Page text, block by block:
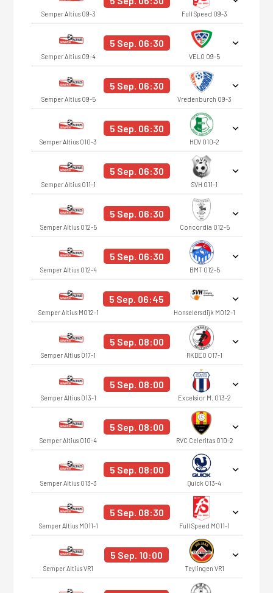
Semper Altius O9-3 Full Speed O9-3
Semper Altius O9-4
5 Sep. 06:30
VELO O9-5
Semper Altius O9-5
5 Sep. 06:30
Vredenburch O9-3
Semper Altius O10-3
5 Sep. 06:30
HDV O10-2
Semper Altius O11-1
5 Sep. 06:30
SVH O11-1
Semper Altius O12-5
5 Sep. 06:30
Concordia O12-5
Semper Altius O12-4
5 Sep. 06:30
BMT O12-5
Semper Altius MO12-1
5 Sep. 06:45
Honselersdijk MO12-1
Semper Altius O17-1
5 Sep. 08:00
RKDEO O17-1
Semper Altius O13-1
5 Sep. 08:00
Excelsior M. O13-2
Semper Altius O10-4
5 Sep. 08:00
RVC Celeritas O10-2
Semper Altius O13-3
5 Sep. 08:00
Quick O13-4
Semper Altius MO11-1
5 Sep. 08:30
Full Speed MO11-1
Semper Altius VR1
5 Sep. 10:00
Teylingen VR1